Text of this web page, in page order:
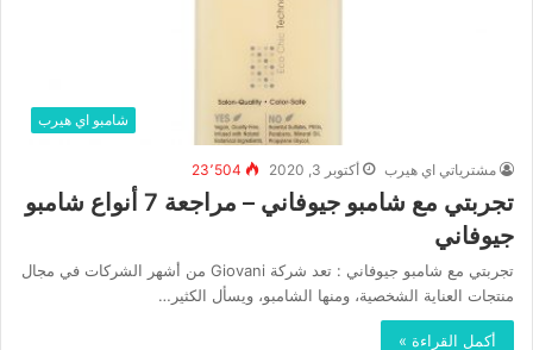
شامبو اي هيرب
مشترياتي اي هيرب أكتوبر 3, 2020 23٬504
تجربتي مع شامبو جيوفاني – مراجعة 7 أنواع شامبو
جيوفاني
تجربتي مع شامبو جيوفاني : تعد شركة Giovani من أشهر الشركات في مجال
منتجات العناية الشخصية، ومنها الشامبو، ويسأل الكثير…
أكمل القراءة »